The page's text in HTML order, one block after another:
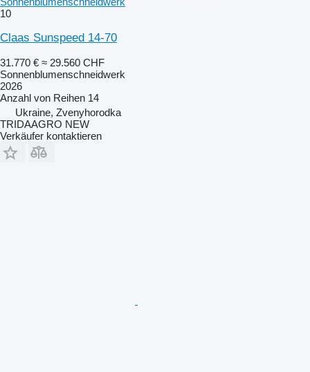
10
Claas Sunspeed 14-70
31.770 € ≈ 29.560 CHF
Sonnenblumenschneidwerk
2026
Anzahl von Reihen 14
Ukraine, Zvenyhorodka
TRIDAAGRO NEW
Verkäufer kontaktieren